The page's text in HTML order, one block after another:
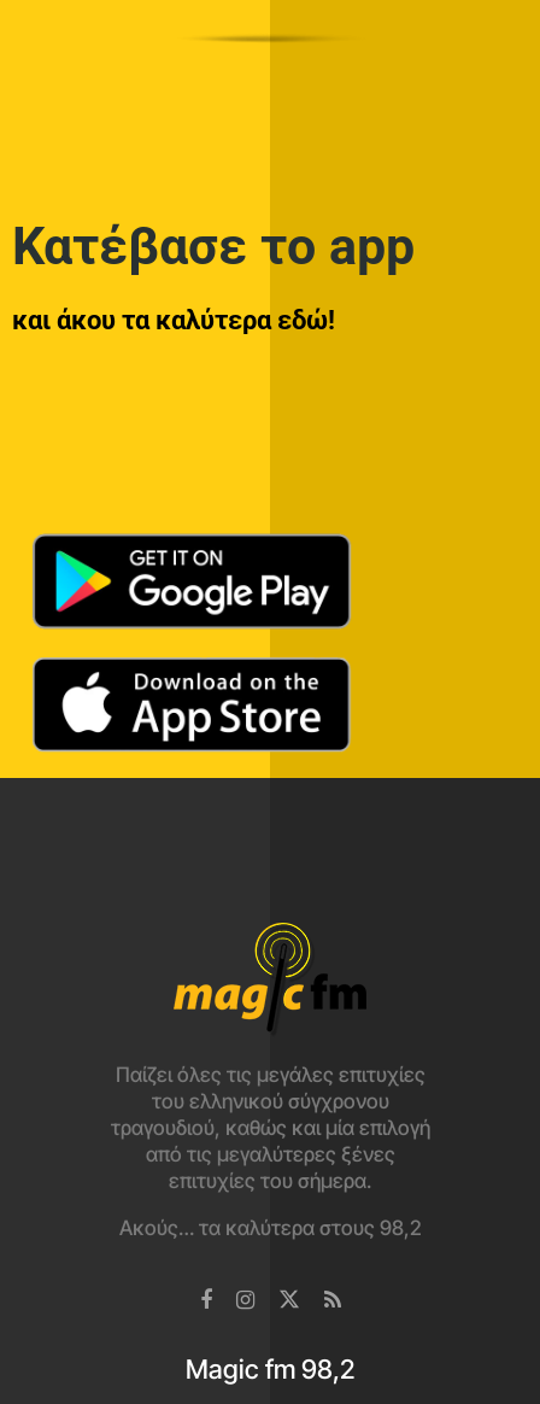
Κατέβασε το app
και άκου τα καλύτερα εδώ!
Παίζει όλες τις μεγάλες επιτυχίες
του ελληνικού σύγχρονου
τραγουδιού, καθώς και μία επιλογή
από τις μεγαλύτερες ξένες
επιτυχίες του σήμερα.
Ακούς… τα καλύτερα στους 98,2
Magic fm 98,2